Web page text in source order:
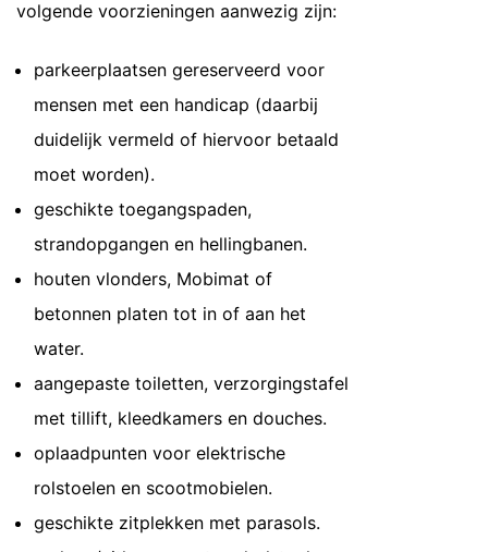
volgende voorzieningen aanwezig zijn:
parkeerplaatsen gereserveerd voor
mensen met een handicap (daarbij
duidelijk vermeld of hiervoor betaald
moet worden).
geschikte toegangspaden,
strandopgangen en hellingbanen.
houten vlonders, Mobimat of
betonnen platen tot in of aan het
water.
aangepaste toiletten, verzorgingstafel
met tillift, kleedkamers en douches.
oplaadpunten voor elektrische
rolstoelen en scootmobielen.
geschikte zitplekken met parasols.